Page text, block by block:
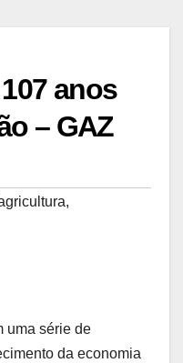
anos
– GAZ
,
uma série de
da economia